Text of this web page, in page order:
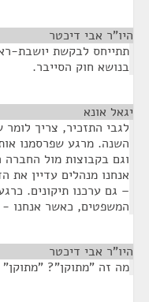
היו"ר אבי דיכטר
תתייחס לבקשת יושבת-
בנושא חוק הסייבר.
יגאל אונא
לגבי התזכיר, צריך לומר
השנה. מרגע שפרסמנו
וגם בקבוצות מול החברה
אנחנו מנהלים עדיין את
– גם ערכנו תיקונים.
המשפטים, כאשר אנחנו
היו"ר אבי דיכטר
מה זה "מתוקן"?